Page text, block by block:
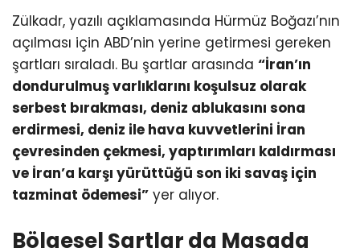
Zülkadr, yazılı açıklamasında Hürmüz Boğazı’nın
açılması için ABD’nin yerine getirmesi gereken
şartları sıraladı. Bu şartlar arasında “İran’ın
dondurulmuş varlıklarını koşulsuz olarak
serbest bırakması, deniz ablukasını sona
erdirmesi, deniz ile hava kuvvetlerini İran
çevresinden çekmesi, yaptırımları kaldırması
ve İran’a karşı yürüttüğü son iki savaş için
tazminat ödemesi” yer alıyor.
Bölgesel Şartlar da Masada